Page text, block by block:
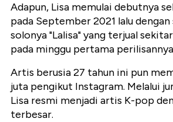
Adapun, Lisa memulai debutnya
pada September 2021 lalu
solonya "Lalisa" yang terjual
pada minggu pertama
Artis berusia 27 tahun ini pun
juta pengikut Instagram. Melalui
Lisa resmi menjadi artis K-pop
terbesar.